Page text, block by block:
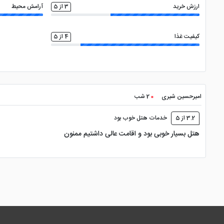
ارزش خرید 3 از 5 آرامش محیط
کیفیت غذا 4 از 5
امیرحسین شیری 2 شب
3.2 از 5 خدمات هتل خوب بود
هتل بسیار خوبی بود و اقامت عالی داشتیم ممنون